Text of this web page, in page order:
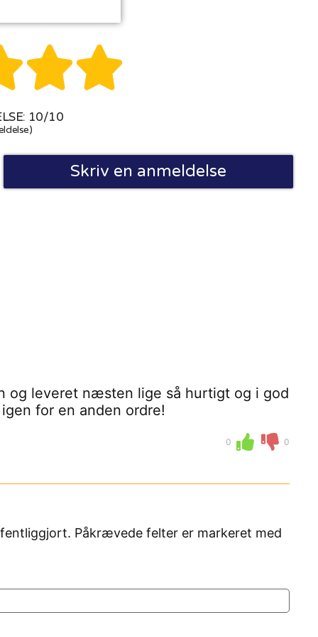

10/10
Skriv en anmeldelse
og leveret næsten lige så hurtigt og i god
for en anden ordre!
0 0
Påkrævede felter er markeret med